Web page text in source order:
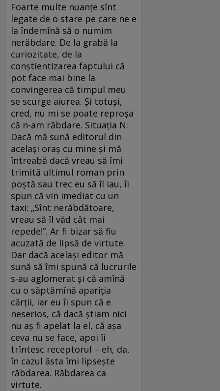
Foarte multe nuanţe sînt
legate de o stare pe care ne e
la îndemînă să o numim
nerăbdare. De la grabă la
curiozitate, de la
conştientizarea faptului că
pot face mai bine la
convingerea că timpul meu
se scurge aiurea. Şi totuşi,
cred, nu mi se poate reproşa
că n-am răbdare. Situaţia N:
Dacă mă sună editorul din
acelaşi oraş cu mine şi mă
întreabă dacă vreau să îmi
trimită ultimul roman prin
poştă sau trec eu să îl iau, îi
spun că vin imediat cu un
taxi: „Sînt nerăbdătoare,
vreau să îl văd cât mai
repede!“. Ar fi bizar să fiu
acuzată de lipsă de virtute.
Dar dacă acelaşi editor mă
sună să îmi spună că lucrurile
s-au aglomerat şi că amînă
cu o săptămînă apariţia
cărţii, iar eu îi spun că e
neserios, că dacă ştiam nici
nu aş fi apelat la el, că aşa
ceva nu se face, apoi îi
trîntesc receptorul – eh, da,
în cazul ăsta îmi lipseşte
răbdarea. Răbdarea ca
virtute.